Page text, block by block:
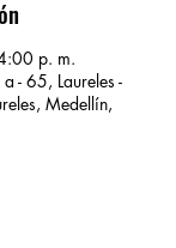
p. m.
- 65, Laureles -
Medellín,